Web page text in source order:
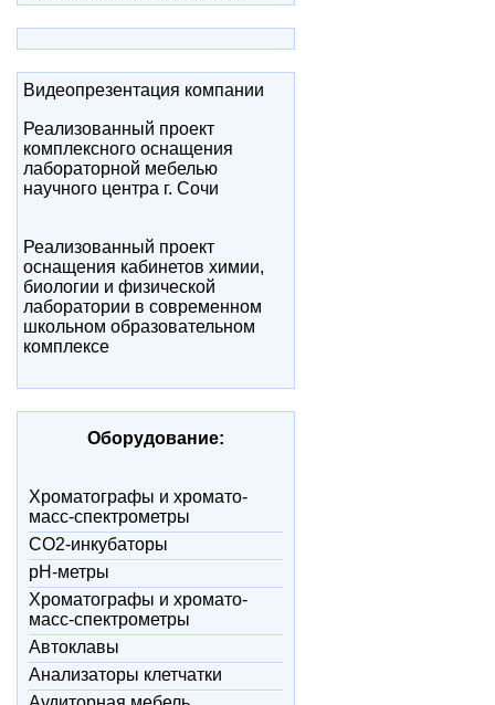
Видеопрезентация компании
Реализованный проект
комплексного оснащения
лабораторной мебелью
научного центра г. Сочи
Реализованный проект
оснащения кабинетов химии,
биологии и физической
лаборатории в современном
школьном образовательном
комплексе
Оборудование:
Xроматографы и хромато-
масс-спектрометры
CO2-инкубаторы
pH-метры
Xроматографы и хромато-
масс-спектрометры
Автоклавы
Анализаторы клетчатки